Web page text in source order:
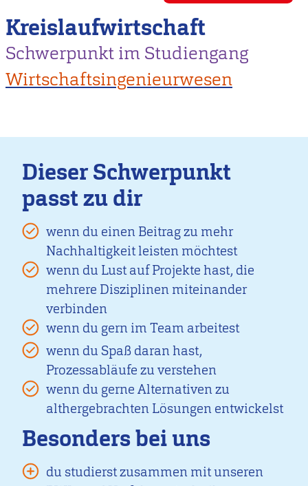
Kreislaufwirtschaft
Schwerpunkt im Studiengang
Wirtschaftsingenieurwesen
Dieser Schwerpunkt
passt zu dir
wenn du einen Beitrag zu mehr
Nachhaltigkeit leisten möchtest
wenn du Lust auf Projekte hast, die
mehrere Disziplinen miteinander
verbinden
wenn du gern im Team arbeitest
wenn du Spaß daran hast,
Prozessabläufe zu verstehen
wenn du gerne Alternativen zu
althergebrachten Lösungen entwickelst
Besonders bei uns
du studierst zusammen mit unseren